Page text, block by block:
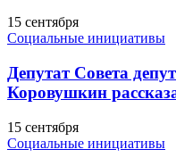
15 сентября
Социальные инициативы
Депутат Совета
Коровушкин
15 сентября
Социальные инициативы